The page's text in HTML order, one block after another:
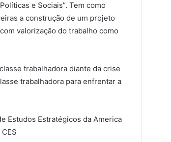
e Sociais”. Tem como
a construção de um projeto
valorização do trabalho como
trabalhadora diante da crise
trabalhadora para enfrentar a
Estudos Estratégicos da America